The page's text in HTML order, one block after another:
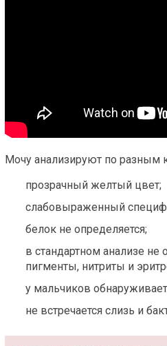
Мочу анализируют по разным
прозрачный желтый цвет;
слабовыраженный
белок не определяется;
в стандартном анализе
пигменты, нитриты и
у мальчиков
не встречается слизь и